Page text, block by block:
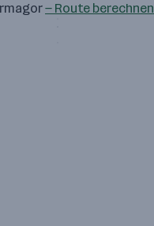
— Route berechnen